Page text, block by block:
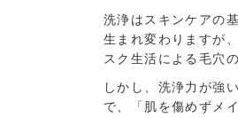
洗浄はスキンケアの
生まれ変わりますが
スク生活による毛穴
しかし、洗浄力が強
で、「肌を傷めずメ